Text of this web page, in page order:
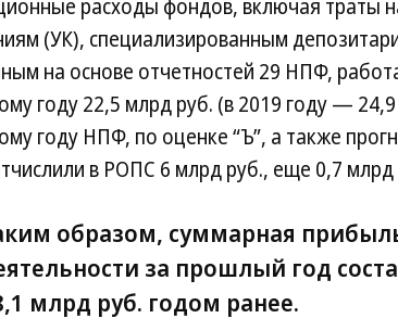
расходы фондов, включая траты
(УК), специализированным
на основе отчетностей 29 НПФ,
году 22,5 млрд руб. (в 2019 году —
году НПФ, по оценке “Ъ”, а также
в РОПС 6 млрд руб., еще 0,7
образом, суммарная
за прошлый год
млрд руб. годом ранее.